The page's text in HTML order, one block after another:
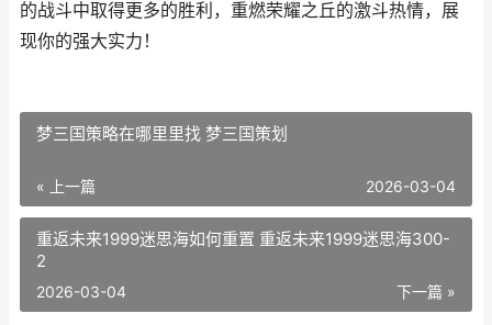
的战斗中取得更多的胜利，重燃荣耀之丘的激斗热情，展
现你的强大实力！
梦三国策略在哪里里找 梦三国策划
« 上一篇 2026-03-04
重返未来1999迷思海如何重置 重返未来1999迷思海300-
2
下一篇 »
2026-03-04